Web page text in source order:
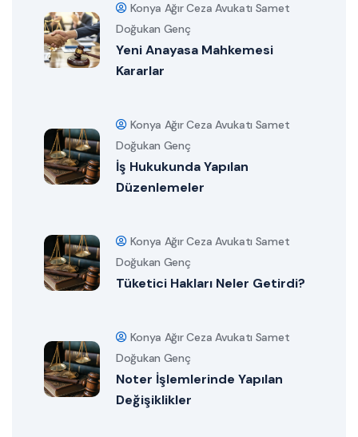
Konya Ağır Ceza Avukatı Samet
Doğukan Genç
Yeni Anayasa Mahkemesi
Kararlar
Konya Ağır Ceza Avukatı Samet
Doğukan Genç
İş Hukukunda Yapılan
Düzenlemeler
Konya Ağır Ceza Avukatı Samet
Doğukan Genç
Tüketici Hakları Neler Getirdi?
Konya Ağır Ceza Avukatı Samet
Doğukan Genç
Noter İşlemlerinde Yapılan
Değişiklikler